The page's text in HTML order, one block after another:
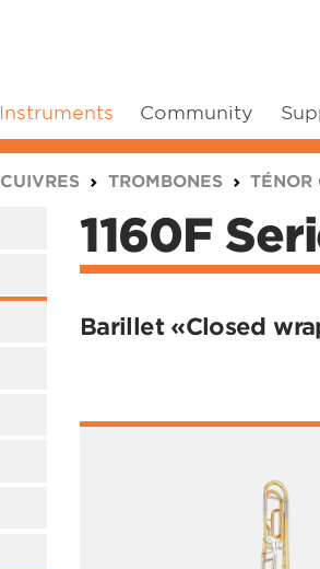
Instruments Community
CUIVRES TROMBONES TÉNOR
1160F
Barillet «Closed